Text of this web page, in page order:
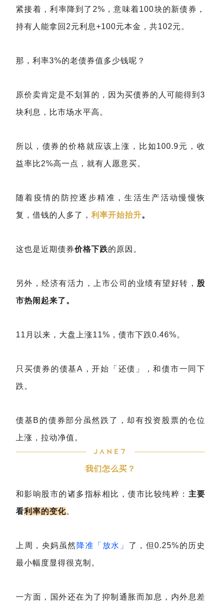
紧接着，利率降到了2%，意味着100块的新债券，
持有人能拿回2元利息+100元本金，共102元。
那，利率3%的老债券值多少钱呢？
原价卖肯定是不划算的，因为买债券的人可能得到3
块利息，比市场水平高。
所以，债券的价格就应该上涨，比如100.9元，收
益率比2%高一点，就有人愿意买。
随着疫情的防控逐步精准，生活生产活动慢慢恢
复，借钱的人多了， 利率开始抬升。
这也是近期债券价格下跌的原因。
另外，经济有活力，上市公司的业绩有望好转， 股
市热闹起来了。
11月以来，大盘上涨11%，债市下跌0.46%。
只买债券的债基A，开始「还债」，和债市一同下
跌。
债基B的债券部分虽然跌了，却有投资股票的仓位
上涨，拉动净值。
我们怎么买？
和影响股市的诸多指标相比，债市比较纯粹： 主要
看利率的变化。
上周，央妈虽然 降准「放水」 了，但0.25%的历史
最小幅度显得很克制。
一方面，国外还在为了抑制通胀而加息，内外息差